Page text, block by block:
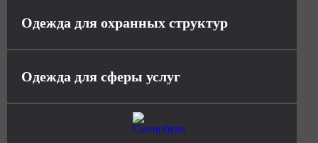
Одежда для охранных структур
Одежда для сферы услуг